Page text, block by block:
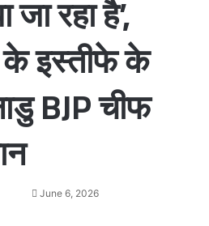
रहा है’,
के इस्तीफे के
BJP चीफ
SendJune 6, 2026